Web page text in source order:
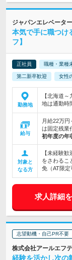
ジャパンエレベータ
本気で手に職つけ
フ】
正社員 職種・業種
第二新卒歓迎 女性
勤務地
【北海道
地は通勤時
給与
月給22万
は固定残業
初年度の年
対象と
なる方
【未経験
をさわるこ
免（AT限定
求人詳細
志望動機・自己PR不要
株式会社アールエフ
経験を活かし次の